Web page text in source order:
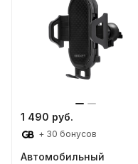
1 490 руб.
+ 30 бонусов
Автомобильный